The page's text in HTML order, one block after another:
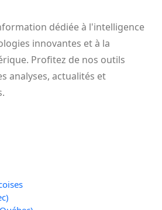
dédiée à l'intelligence
innovantes et à la
Profitez de nos outils
analyses, actualités et